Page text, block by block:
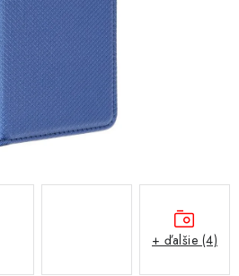
A MIKROFÓNY
+ ďalšie (4)